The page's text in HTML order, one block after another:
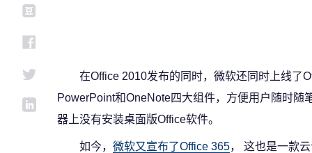
在Office 2010发布的同时，微软还同时上线了
PowerPoint和OneNote四大组件，方便用户随时随
器上没有安装桌面版Office软件。
如今， 微软又宣布了Office 365， 这也是一款